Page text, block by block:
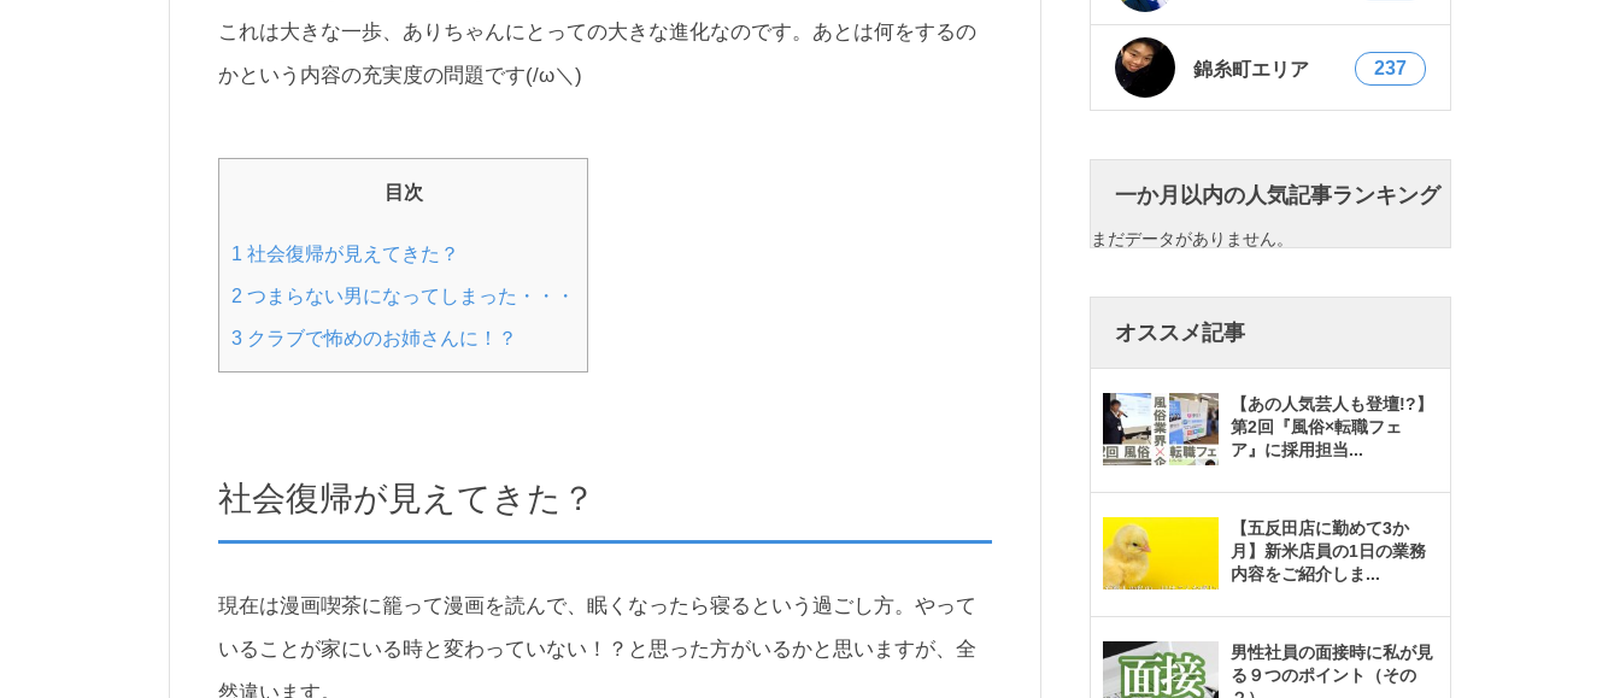
これは大きな一歩、ありちゃんにとっての大きな進化なのです。あとは何をするの
かという内容の充実度の問題です(/ω＼)
目次
1 社会復帰が見えてきた？
2 つまらない男になってしまった・・・
3 クラブで怖めのお姉さんに！？
社会復帰が見えてきた？
現在は漫画喫茶に籠って漫画を読んで、眠くなったら寝るという過ごし方。やって
いることが家にいる時と変わっていない！？と思った方がいるかと思いますが、全
然違います。
錦糸町エリア 237
一か月以内の人気記事ランキング
まだデータがありません。
オススメ記事
【あの人気芸人も登壇!?】
第2回『風俗×転職フェ
ア』に採用担当...
【五反田店に勤めて3か
月】新米店員の1日の業務
内容をご紹介しま ...
男性社員の面接時に私が見
る９つのポイント（その